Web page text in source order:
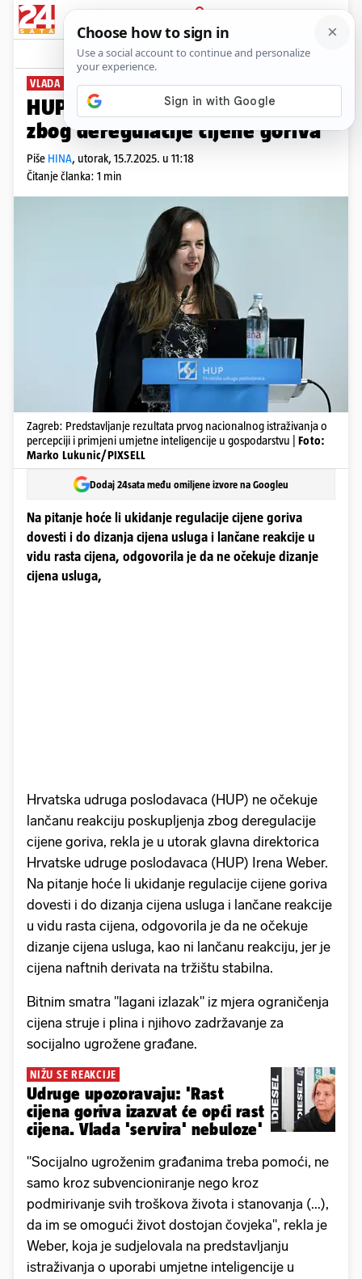
PRIJAVA
News Komentari
VLADA UKINULA OGRANIČENJA
HUP ne očekuje poskupljenja
zbog deregulacije cijene goriva
Piše HINA, utorak, 15.7.2025. u 11:18
Čitanje članka: 1 min
Zagreb: Predstavljanje rezultata prvog nacionalnog istraživanja o
percepciji i primjeni umjetne inteligencije u gospodarstvu | Foto:
Marko Lukunic/PIXSELL
Dodaj 24sata među omiljene izvore na Googleu
Na pitanje hoće li ukidanje regulacije cijene goriva
dovesti i do dizanja cijena usluga i lančane reakcije u
vidu rasta cijena, odgovorila je da ne očekuje dizanje
cijena usluga,
Hrvatska udruga poslodavaca (HUP) ne očekuje
lančanu reakciju poskupljenja zbog deregulacije
cijene goriva, rekla je u utorak glavna direktorica
Hrvatske udruge poslodavaca (HUP) Irena Weber.
Na pitanje hoće li ukidanje regulacije cijene goriva
dovesti i do dizanja cijena usluga i lančane reakcije
u vidu rasta cijena, odgovorila je da ne očekuje
dizanje cijena usluga, kao ni lančanu reakciju, jer je
cijena naftnih derivata na tržištu stabilna.
Bitnim smatra "lagani izlazak" iz mjera ograničenja
cijena struje i plina i njihovo zadržavanje za
socijalno ugrožene građane.
NIŽU SE REAKCIJE
Udruge upozoravaju: 'Rast
cijena goriva izazvat će opći rast
cijena. Vlada 'servira' nebuloze'
"Socijalno ugroženim građanima treba pomoći, ne
samo kroz subvencioniranje nego kroz
podmirivanje svih troškova života i stanovanja (...),
da im se omogući život dostojan čovjeka", rekla je
Weber, koja je sudjelovala na predstavljanju
istraživanja o uporabi umjetne inteligencije u